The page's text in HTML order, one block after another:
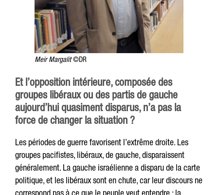
Meir Margalit©DR
Et l’opposition intérieure, composée des
groupes libéraux ou des partis de gauche
aujourd’hui quasiment disparus, n’a pas la
force de changer la situation ?
Les périodes de guerre favorisent l’extrême droite. Les
groupes pacifistes, libéraux, de gauche, disparaissent
généralement. La gauche israélienne a disparu de la carte
politique, et les libéraux sont en chute, car leur discours ne
correspond pas à ce que le peuple veut entendre : la